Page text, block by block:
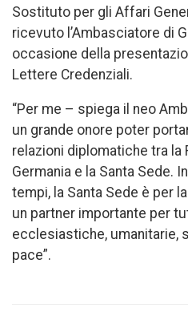
Sostituto per gli Affari
ricevuto l’Ambasciatore di
occasione della
Lettere Credenziali.
“Per me – spiega il neo
un grande onore poter
relazioni diplomatiche tra la
Germania e la Santa Sede.
tempi, la Santa Sede è per
un partner importante per
ecclesiastiche, umanitarie,
pace”.